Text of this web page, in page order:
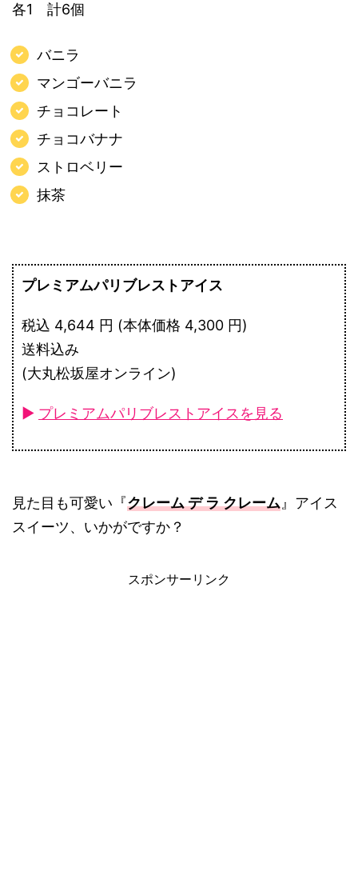
各1 計6個
バニラ
マンゴーバニラ
チョコレート
チョコバナナ
ストロベリー
抹茶
プレミアムパリブレストアイス
税込 4,644 円 (本体価格 4,300 円)
送料込み
(大丸松坂屋オンライン)
► プレミアムパリブレストアイスを見る
見た目も可愛い『クレーム デ ラ クレーム 』アイス
スイーツ、いかがですか？
スポンサーリンク